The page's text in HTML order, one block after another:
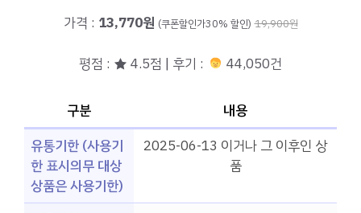
가격 : 13,770원 (쿠폰할인가30% 할인) 19,900원
평점 : ★ 4.5점 | 후기 : 44,050건
구분
내용
유통기한 (사용기
한 표시의무 대상
상품은 사용기한)
2025-06-13 이거나 그 이후인 상
품